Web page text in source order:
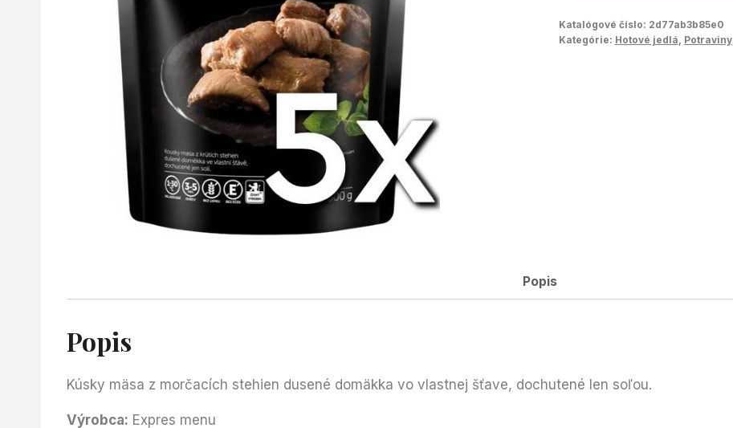
Katalógové číslo: 2d77ab3b85e0
Kategórie: Hotové jedlá Potraviny,
Popis
Popis
Kúsky mäsa z morčacích stehien dusené domäkka vo vlastnej šťave, dochutené len soľou.
Výrobca: Expres menu